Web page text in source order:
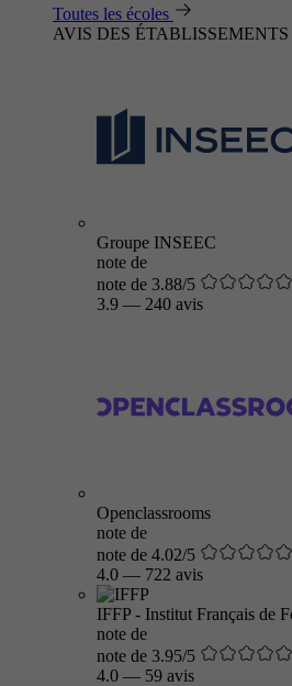
Toutes les écoles
AVIS DES ÉTABLISSEMENTS
Groupe INSEEC
note de
note de 3.88/5
3.9 — 240 avis
Openclassrooms
note de
note de 4.02/5
4.0 — 722 avis
IFFP - Institut Français de
note de
note de 3.95/5
4.0 — 59 avis